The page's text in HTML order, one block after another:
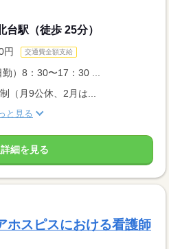
駅（徒歩 25分）
円 交通費全額支給
）8：30〜17：30 ...
（月9公休、2月は...
と見る
細を見る
スピスにおける看護師